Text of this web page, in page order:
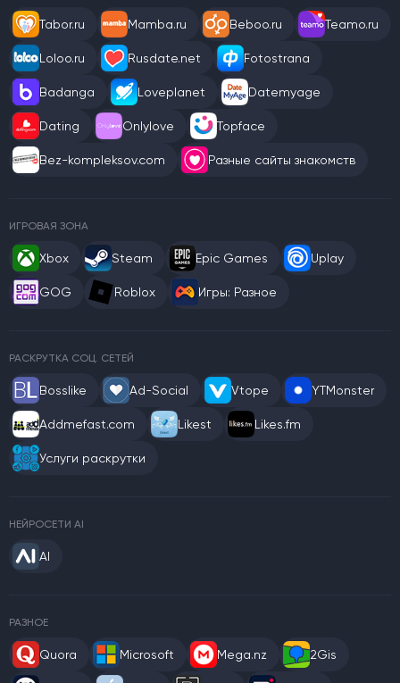
Tabor.ru Mamba.ru Beboo.ru Teamo.ru
Loloo.ru Rusdate.net Fotostrana
Badanga Loveplanet Datemyage
Dating Onlylove Topface
Bez-kompleksov.com Разные сайты знакомств
ИГРОВАЯ ЗОНА
Xbox Steam Epic Games Uplay
GOG Roblox Игры: Разное
РАСКРУТКА СОЦ. СЕТЕЙ
Bosslike Ad-Social Vtope YTMonster
Addmefast.com Likest Likes.fm
Услуги раскрутки
НЕЙРОСЕТИ AI
AI
РАЗНОЕ
Quora Microsoft Mega.nz 2Gis